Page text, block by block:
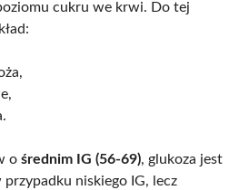
cukru we krwi. Do tej
o średnim IG (56-69), glukoza jest
niskiego IG, lecz